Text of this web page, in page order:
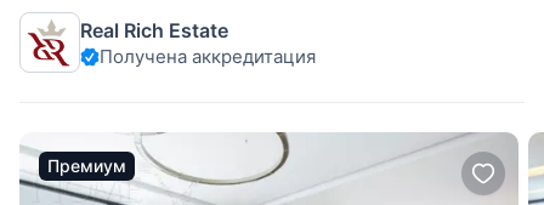
ММДЦ «Москва-Сити», вблизи объектов развитой
инфраструктуры и окружении живописной
Real Rich Estate
Получена аккредитация
Премиум